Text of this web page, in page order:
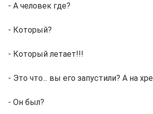
- А человек где?
- Который?
- Который летает!!!
- Это что... вы его запустили? А на
- Он был?